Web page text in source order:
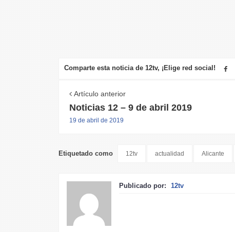
Comparte esta noticia de 12tv, ¡Elige red social!
Artículo anterior
Noticias 12 – 9 de abril 2019
19 de abril de 2019
Etiquetado como 12tv actualidad Alicante
Publicado por: 12tv